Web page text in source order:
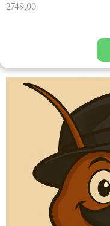
2749,00